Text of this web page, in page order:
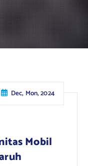
Dec, Mon, 2024
Mobil